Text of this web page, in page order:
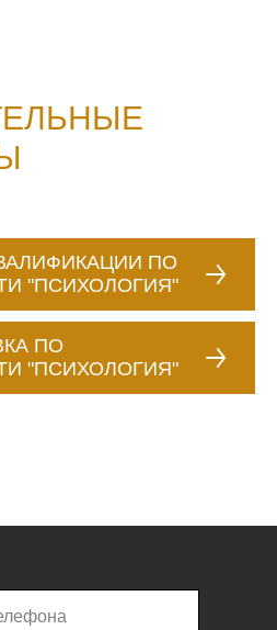
ПО
"ПСИХОЛОГИЯ"
ПО
"ПСИХОЛОГИЯ"